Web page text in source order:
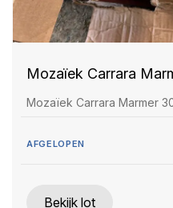
Mozaïek Carrara
Mozaïek Carrara Marmer
AFGELOPEN
Bekijk lot